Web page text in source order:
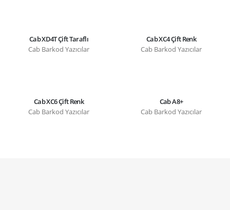
Cab XD4T Çift Taraflı
Cab Barkod Yazıcılar
Cab XC4 Çift Renk
Cab Barkod Yazıcılar
Cab XC6 Çift Renk
Cab Barkod Yazıcılar
Cab A8+
Cab Barkod Yazıcılar